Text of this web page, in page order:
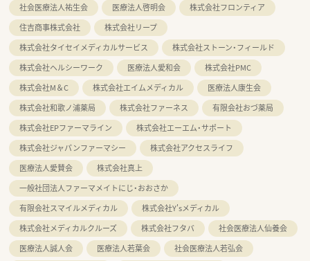
社会医療法人祐生会
医療法人啓明会
株式会社フロンティア
住吉商事株式会社
株式会社リープ
株式会社タイセイメディカルサービス
株式会社ストーン・フィールド
株式会社ヘルシーワーク
医療法人愛和会
株式会社PMC
株式会社M＆C
株式会社エイムメディカル
医療法人康生会
株式会社和歌ノ浦薬局
株式会社ファーネス
有限会社おづ薬局
株式会社EPファーマライン
株式会社エーエム・サポート
株式会社ジャパンファーマシー
株式会社アクセスライフ
医療法人愛賛会
株式会社真上
一般社団法人ファーマメイトにじ・おおさか
有限会社スマイルメディカル
株式会社Y'sメディカル
株式会社メディカルクルーズ
株式会社フタバ
社会医療法人仙養会
医療法人誠人会
医療法人若葉会
社会医療法人若弘会